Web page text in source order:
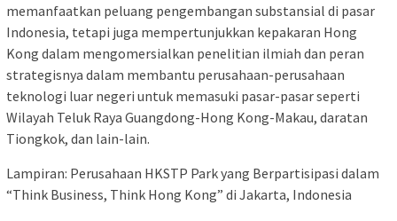
memanfaatkan peluang pengembangan substansial di pasar
Indonesia, tetapi juga mempertunjukkan kepakaran Hong
Kong dalam mengomersialkan penelitian ilmiah dan peran
strategisnya dalam membantu perusahaan-perusahaan
teknologi luar negeri untuk memasuki pasar-pasar seperti
Wilayah Teluk Raya Guangdong-Hong Kong-Makau, daratan
Tiongkok, dan lain-lain.
Lampiran: Perusahaan HKSTP Park yang Berpartisipasi dalam
“Think Business, Think Hong Kong” di Jakarta, Indonesia